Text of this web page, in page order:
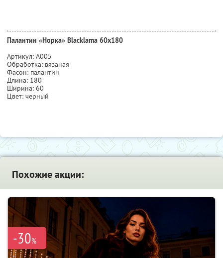
Палантин «Норка» Blacklama 60х180
Артикул: А005
Обработка: вязаная
Фасон: палантин
Длина: 180
Ширина: 60
Цвет: черный
Похожие акции:
-30%